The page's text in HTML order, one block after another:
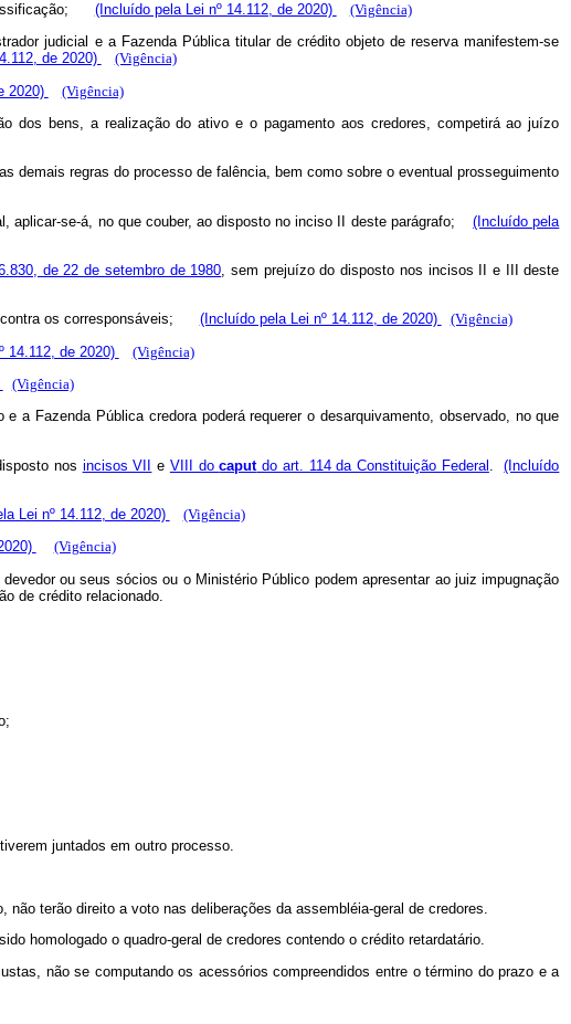
(Incluído pela Lei nº 14.112, de 2020)
(Vigência)
judicial e a Fazenda Pública titular de crédito objeto de reserva manifestem-se
de 2020)
(Vigência)
2020)
(Vigência)
dos bens, a realização do ativo e o pagamento aos credores, competirá ao juízo
demais regras do processo de falência, bem como sobre o eventual prosseguimento
aplicar-se-á, no que couber, ao disposto no inciso II deste parágrafo;(Incluído pela
de 22 de setembro de 1980 , sem prejuízo do disposto nos incisos II e III deste
contra os corresponsáveis; (Incluído pela Lei nº 14.112, de 2020)
(Vigência)
14.112, de 2020)
(Vigência)
(Vigência)
a Fazenda Pública credora poderá requerer o desarquivamento, observado, no que
nos incisos VII e VIII docaputdo art. 114 da Constituição Federal .(Incluído
Lei nº 14.112, de 2020)
(Vigência)
(Vigência)
ou seus sócios ou o Ministério Público podem apresentar ao juiz impugnação
de crédito relacionado.
juntados em outro processo.
terão direito a voto nas deliberações da assembléia-geral de credores.
homologado o quadro-geral de credores contendo o crédito retardatário.
não se computando os acessórios compreendidos entre o término do prazo e a